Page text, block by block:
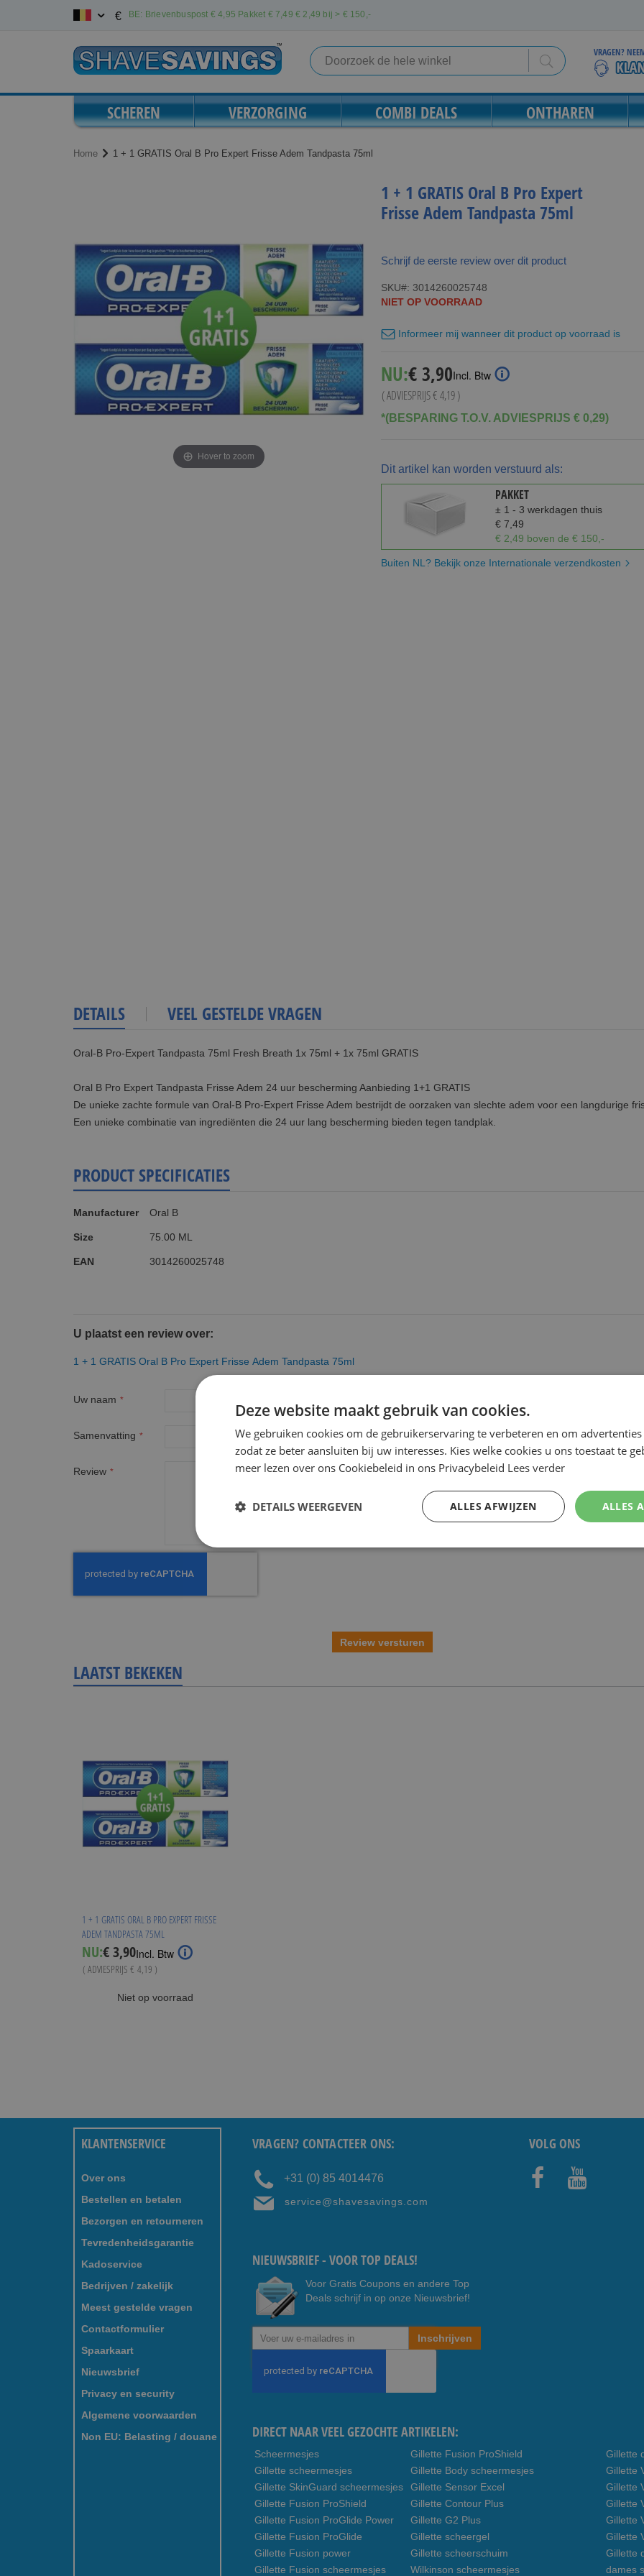
inhoud
€ BE: Brievenbuspost € 4,95 Pakket € 7,49 € 2,49 bij > €150,-
Search
VRAGEN?
SCHEREN VERZORGING COMBI DEALS ONTHAREN
Home 1 + 1 GRATIS Oral B Pro Expert Frisse Adem Tandpasta 75ml
van
afbeeldingen-
gallerij
van
afbeeldingen-
gallerij
Hover to zoom
1 + 1 GRATIS Oral B Pro Expert
Frisse Adem Tandpasta 75ml
Schrijf de eerste review over dit product
SKU
3014260025748
NIET OP VOORRAAD
Informeer mij wanneer dit product op voorraad is
NU: Special
Price
€ 3,90Incl. Btw
( ADVIESPRIJS€ 4,19)
*(BESPARING T.O.V. ADVIESPRIJS € 0,29)
Dit artikel kan worden verstuurd als:
PAKKET
± 1 - 3 werkdagen thuis
€ 7,49
€ 2,49 boven de € 150,-
Buiten NL? Bekijk onze Internationale verzendkosten
DETAILS
Oral-B Pro-Expert Tandpasta 75ml Fresh Breath 1x 75ml + 1x 75ml GRATIS
Oral B Pro Expert Tandpasta Frisse Adem 24 uur bescherming Aanbieding 1+1 GRATIS
De unieke zachte formule van Oral-B Pro-Expert Frisse Adem bestrijdt de oorzaken van slechte adem voor een langdurige
Een unieke combinatie van ingrediënten die 24 uur lang bescherming bieden tegen tandplak.
VEEL GESTELDE VRAGEN
PRODUCT SPECIFICATIES
informatie
Manufacturer Oral B
Size 75.00 ML
EAN 3014260025748
U plaatst een review over:
1 + 1 GRATIS Oral B Pro Expert Frisse Adem Tandpasta 75ml
Uw naam
Samenvatting
Review
Review versturen
LAATST BEKEKEN
1 + 1 GRATIS ORAL B PRO EXPERT FRISSE
ADEM TANDPASTA 75ML
NU:Special
Price
€ 3,90Incl. Btw
( ADVIESPRIJS € 4,19 )
Niet op voorraad
KLANTENSERVICE
Over ons
Bestellen en betalen
Bezorgen en retourneren
Tevredenheidsgarantie
Kadoservice
Bedrijven / zakelijk
Meest gestelde vragen
Contactformulier
Spaarkaart
Nieuwsbrief
Privacy en security
Algemene voorwaarden
Non EU: Belasting / douane
VRAGEN? CONTACTEER ONS:
+31 (0) 85 4014476
service@shavesavings.com
VOLG ONS
NIEUWSBRIEF - VOOR TOP DEALS!
Voor Gratis Coupons en andere Top
Deals schrijf in op onze Nieuwsbrief!
Abonneer
u
onze
Inschrijven
DIRECT NAAR VEEL GEZOCHTE ARTIKELEN:
Scheermesjes
Gillette scheermesjes
Gillette SkinGuard scheermesjes
Gillette Fusion ProShield
Gillette Fusion ProGlide Power
Gillette Fusion ProGlide
Gillette Fusion power
Gillette Fusion scheermesjes
Gillette Fusion ProShield
Gillette Body scheermesjes
Gillette Sensor Excel
Gillette Contour Plus
Gillette G2 Plus
Gillette scheergel
Gillette scheerschuim
Wilkinson scheermesjes
Gillette
Gillette
Gillette
Gillette
Gillette
Gillette
Gillette
dames
Deze website maakt gebruik van cookies.
We gebruiken cookies om de gebruikerservaring te verbeteren en om
zodat ze beter aansluiten bij uw interesses. Kies welke cookies u ons toestaat te
meer lezen over ons Cookiebeleid in ons Privacybeleid Lees verder
ALLES
ALLES AFWIJZEN
DETAILS WEERGEVEN